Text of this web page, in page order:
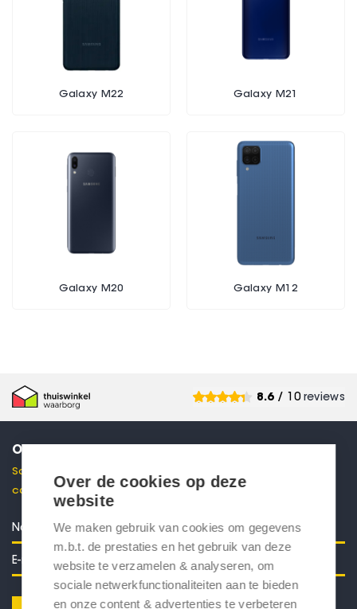
Galaxy M22 Galaxy M21
Galaxy M20 Galaxy M12
8.6/ 10 reviews
ONTVANG 10% KORTING
Schrijf je in voor onze nieuwsbrief en ontvang direct een
code voor 10% korting in je mailbox.
Over de cookies op deze
website
We maken gebruik van cookies om gegevens
m.b.t. de prestaties en het gebruik van deze
website te verzamelen & analyseren, om
sociale netwerkfunctionaliteiten aan te bieden
en onze content & advertenties te verbeteren